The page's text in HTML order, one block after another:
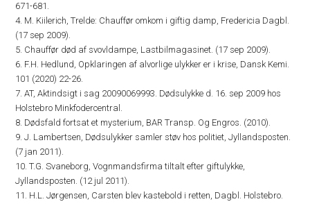
671-681.
4. M. Kiilerich, Trelde: Chauffør omkom i giftig damp, Fredericia Dagbl.
(17 sep 2009).
5. Chauffør død af svovldampe, Lastbilmagasinet. (17 sep 2009).
6. F.H. Hedlund, Opklaringen af alvorlige ulykker er i krise, Dansk Kemi.
101 (2020) 22-26.
7. AT, Aktindsigt i sag 20090069993. Dødsulykke d. 16. sep 2009 hos
Holstebro Minkfodercentral.
8. Dødsfald fortsat et mysterium, BAR Transp. Og Engros. (2010).
9. J. Lambertsen, Dødsulykker samler støv hos politiet, Jyllandsposten.
(7 jan 2011).
10. T.G. Svaneborg, Vognmandsfirma tiltalt efter giftulykke,
Jyllandsposten. (12 jul 2011).
11. H.L. Jørgensen, Carsten blev kastebold i retten, Dagbl. Holstebro.